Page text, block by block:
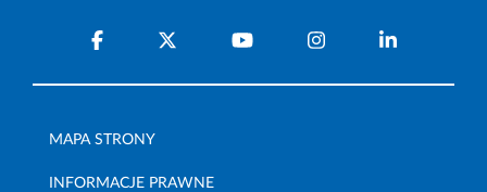
MAPA STRONY
INFORMACJE PRAWNE